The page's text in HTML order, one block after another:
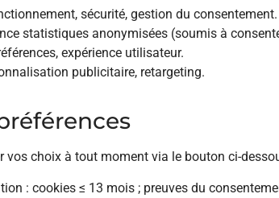
sécurité, gestion du consentement.
statistiques anonymisées (soumis à
expérience utilisateur.
publicitaire, retargeting.
vos choix à tout moment via le bouton ci-
: cookies ≤ 13 mois ; preuves du